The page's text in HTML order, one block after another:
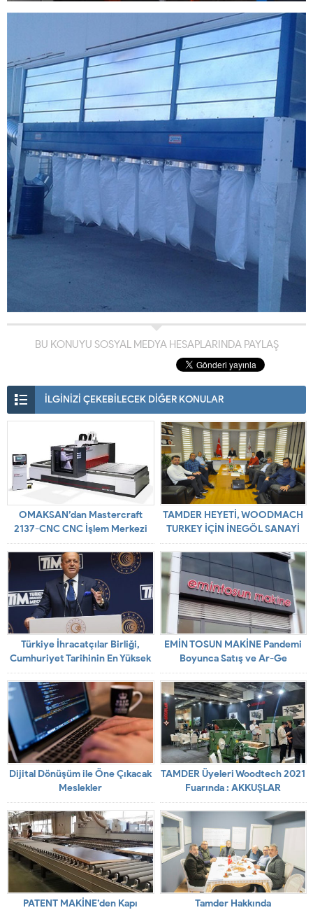
BU KONUYU SOSYAL MEDYA HESAPLARINDA PAYLAŞ
İLGİNİZİ ÇEKEBİLECEK DİĞER KONULAR
OMAKSAN’dan Mastercraft
2137-CNC CNC İşlem Merkezi
TAMDER HEYETİ, WOODMACH
TURKEY İÇİN İNEGÖL SANAYİ
TİCARET ODASININ DESTEĞİNİ
ALDI
Türkiye İhracatçılar Birliği,
Cumhuriyet Tarihinin En Yüksek
Ocak- Mayıs Dönemi İhracatının
Gerçekleştiğini Açıkladı
EMİN TOSUN MAKİNE Pandemi
Boyunca Satış ve Ar-Ge
Çalışmalarına En Ufak Ara
Vermeden Faaliyetlerini
Sürdürüyor
Dijital Dönüşüm ile Öne Çıkacak
Meslekler
TAMDER Üyeleri Woodtech 2021
Fuarında : AKKUŞLAR
PATENT MAKİNE’den Kapı
Tamder Hakkında